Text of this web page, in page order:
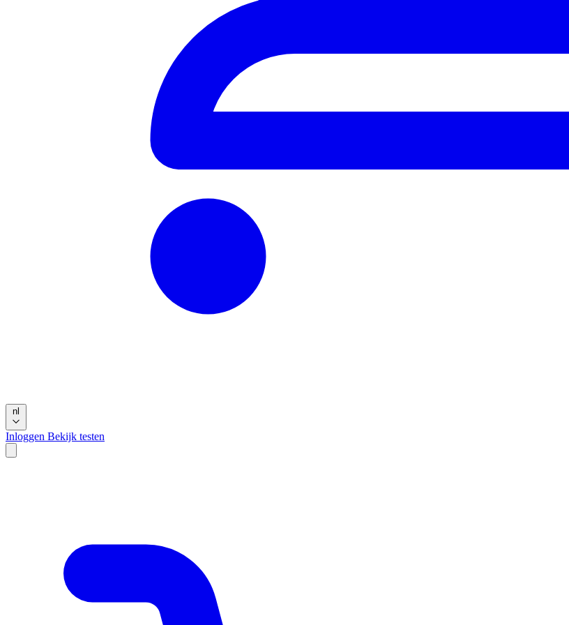
nl
Inloggen Bekijk testen